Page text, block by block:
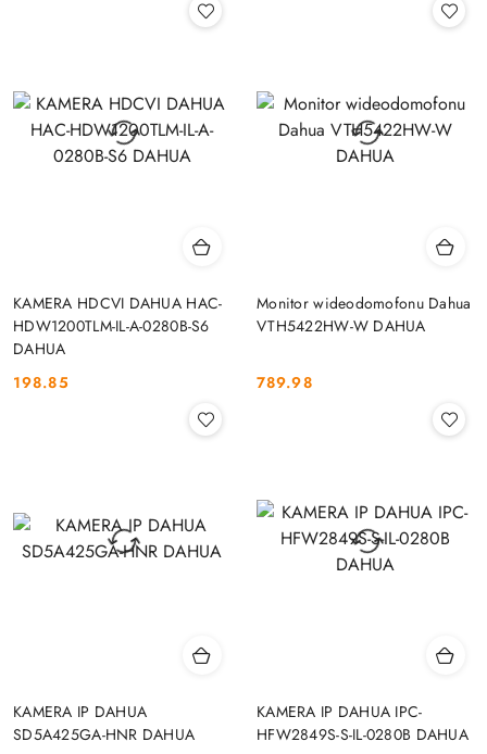
KAMERA HDCVI DAHUA HAC-
HDW1200TLM-IL-A-0280B-S6
DAHUA
Cena:
198.85
Monitor wideodomofonu Dahua
VTH5422HW-W DAHUA
Cena:
789.98
KAMERA IP DAHUA
SD5A425GA-HNR DAHUA
KAMERA IP DAHUA IPC-
HFW2849S-S-IL-0280B DAHUA